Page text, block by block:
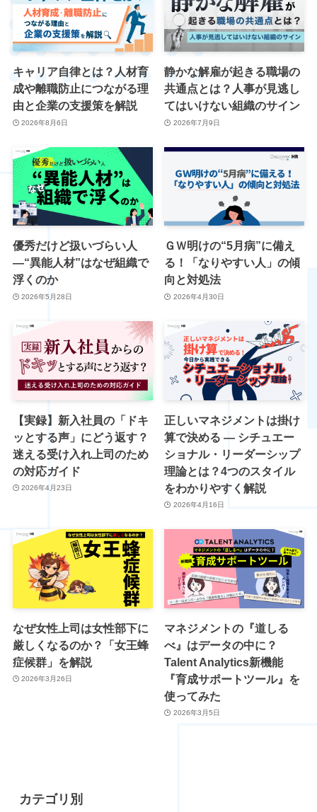
キャリア自律とは？人材育
成や離職防止につながる理
由と企業の支援策を解説
2026年8月6日
静かな解雇が起きる職場の
共通点とは？人事が見逃し
てはいけない組織のサイン
2026年7月9日
優秀だけど扱いづらい人
―“異能人材”はなぜ組織で
浮くのか
2026年5月28日
ＧＷ明けの“5月病”に備え
る！「なりやすい人」の傾
向と対処法
2026年4月30日
【実録】新入社員の「ドキ
ッとする声」にどう返す？
迷える受け入れ上司のため
の対応ガイド
2026年4月23日
正しいマネジメントは掛け
算で決める ― シチュエー
ショナル・リーダーシップ
理論とは？4つのスタイル
をわかりやすく解説
2026年4月16日
なぜ女性上司は女性部下に
厳しくなるのか？「女王蜂
症候群」を解説
2026年3月26日
マネジメントの『道しる
べ』はデータの中に？
Talent Analytics新機能
『育成サポートツール』を
使ってみた
2026年3月5日
カテゴリ別